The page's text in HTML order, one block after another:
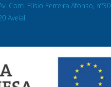
Com. Elísio Ferreira Afonso, nº30
Avelal